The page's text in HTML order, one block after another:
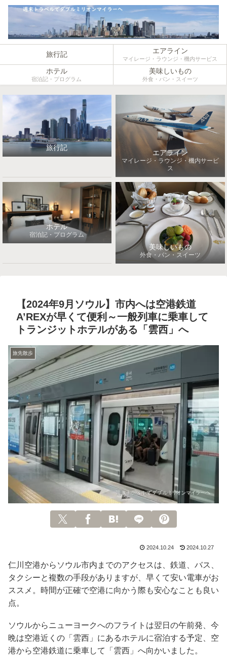
旅行記 エアライン
マイレージ・ラウンジ・機内サービス
ホテル
宿泊記・プログラム
美味しいもの
外食・パン・スイーツ
旅行記
エアライン
マイレージ・ラウンジ・機内サービ
ス
ホテル
宿泊記・プログラム
美味しいもの
外食・パン・スイーツ
【2024年9月ソウル】市内へは空港鉄道
A’REXが早くて便利～一般列車に乗車して
トランジットホテルがある「雲西」へ
旅先散歩
2024.10.24 2024.10.27
仁川空港からソウル市内までのアクセスは、鉄道、バス、
タクシーと複数の手段がありますが、早くて安い電車がお
ススメ。時間が正確で空港に向かう際も安心なことも良い
点。
ソウルからニューヨークへのフライトは翌日の午前発、今
晩は空港近くの「雲西」にあるホテルに宿泊する予定、空
港から空港鉄道に乗車して「雲西」へ向かいました。